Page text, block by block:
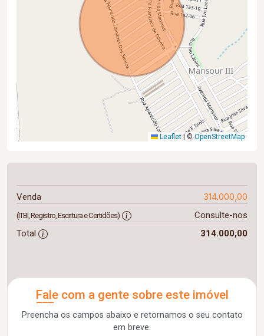
Leaflet |©OpenStreetMap
Venda 314.000,00
(ITBI, Registro, Escritura e Certidões)
Consulte-nos
Total
314.000,00
Fale com a gente sobre este imóvel
Preencha os campos abaixo e retornamos o seu contato
em breve.